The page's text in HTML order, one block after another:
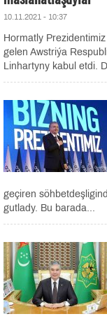
10.11.2021 - 10:37
Hormatly
gelen Awstriýa
Linhartyny kabul etdi.
geçiren
gutlady. Bu barada...